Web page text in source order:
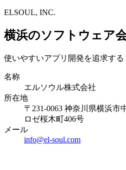
ELSOUL, INC.
横浜のソフトウェア
使いやすいアプリ開発を追求する
名称
エルソウル株式会社
所在地
〒231-0063 神奈川県横浜市
ロゼ桜木町406号
メール
info@el-soul.com